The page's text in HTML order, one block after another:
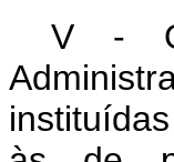
V -